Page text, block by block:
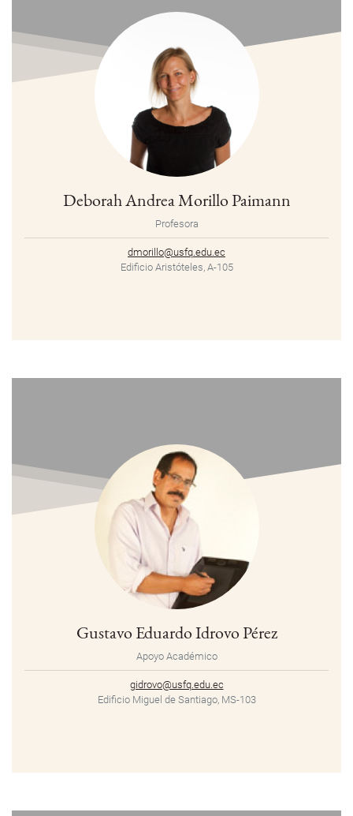
Deborah Andrea Morillo Paimann
Profesora
dmorillo@usfq.edu.ec
Edificio Aristóteles, A-105
Gustavo Eduardo Idrovo Pérez
Apoyo Académico
gidrovo@usfq.edu.ec
Edificio Miguel de Santiago, MS-103